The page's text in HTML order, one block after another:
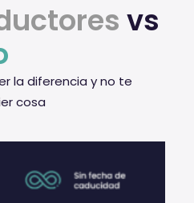
vs
la diferencia y no te
cosa